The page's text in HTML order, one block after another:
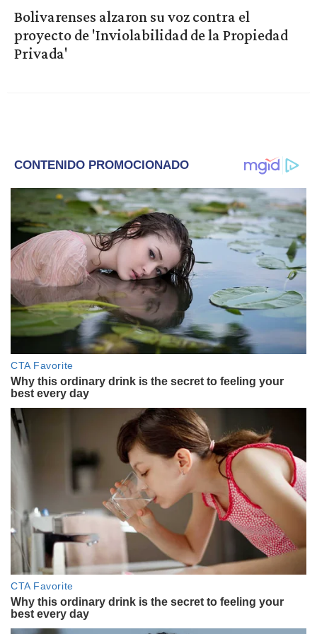
Bolivarenses alzaron su voz contra el
proyecto de 'Inviolabilidad de la Propiedad
Privada'